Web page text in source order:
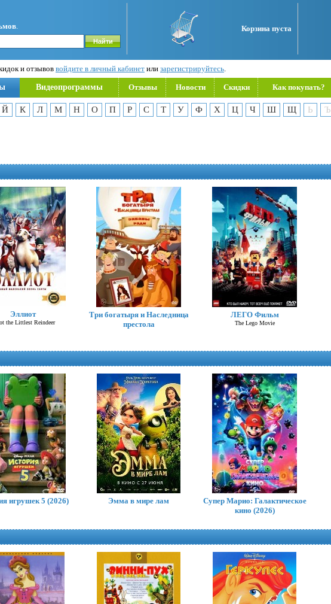
. Корзина пуста
и отзывов войдите в личный кабинет или зарегистрируйтесь.
Видеопрограммы Отзывы Новости Скидки Как покупать?
Й К Л М Н О П Р С Т У Ф Х Ц Ч Ш Щ Ь
Ъ
Эллиот
the Littlest Reindeer
Три богатыря и Наследница
престола
ЛЕГО Фильм
The Lego Movie
Человек-паук: Через
вселенные
игрушек 5 (2026) Эмма в мире лам
Супер Марио: Галактическое
кино (2026)